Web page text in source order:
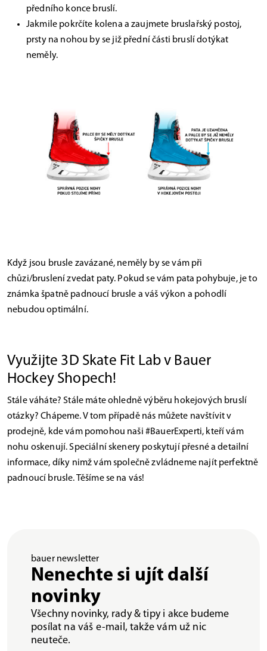
předního konce bruslí.
Jakmile pokrčíte kolena a zaujmete bruslařský postoj,
prsty na nohou by se již přední části bruslí dotýkat
neměly.
Když jsou brusle zavázané, neměly by se vám při
chůzi/bruslení zvedat paty. Pokud se vám pata pohybuje, je to
známka špatně padnoucí brusle a váš výkon a pohodlí
nebudou optimální.
Využijte 3D Skate Fit Lab v Bauer
Hockey Shopech!
Stále váháte? Stále máte ohledně výběru hokejových bruslí
otázky? Chápeme. V tom případě nás můžete navštívit v
prodejně, kde vám pomohou naši #BauerExperti, kteří vám
nohu oskenují. Speciální skenery poskytují přesné a detailní
informace, díky nimž vám společně zvládneme najít perfektně
padnoucí brusle. Těšíme se na vás!
bauer newsletter
Nenechte si ujít další
novinky
Všechny novinky, rady & tipy i akce budeme
posílat na váš e-mail, takže vám už nic
neuteče.